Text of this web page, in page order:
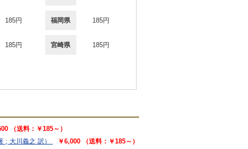
185円 福岡県 185円
185円 宮崎県 185円
（送料：￥185～）
; 大川義之 訳）
￥6,000 （送料：￥185～）